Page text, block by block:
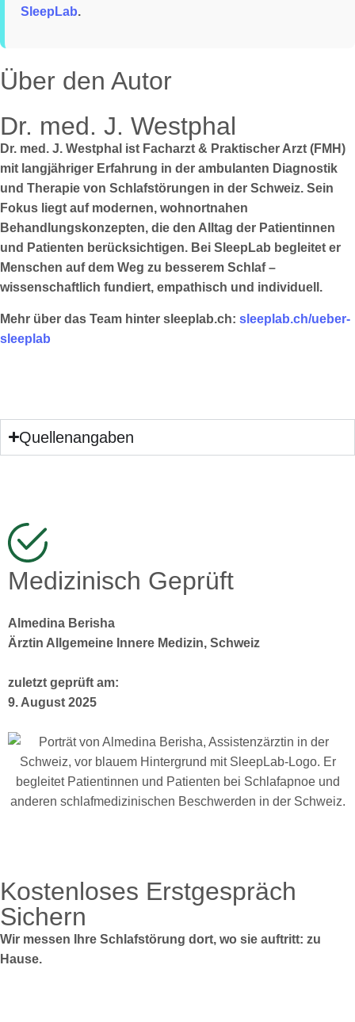
SleepLab.
Über den Autor
Dr. med. J. Westphal
Dr. med. J. Westphal ist Facharzt & Praktischer Arzt (FMH)
mit langjähriger Erfahrung in der ambulanten Diagnostik
und Therapie von Schlafstörungen in der Schweiz. Sein
Fokus liegt auf modernen, wohnortnahen
Behandlungskonzepten, die den Alltag der Patientinnen
und Patienten berücksichtigen. Bei SleepLab begleitet er
Menschen auf dem Weg zu besserem Schlaf –
wissenschaftlich fundiert, empathisch und individuell.
Mehr über das Team hinter sleeplab.ch: sleeplab.ch/ueber-
sleeplab
Quellenangaben
Medizinisch Geprüft
Almedina Berisha
Ärztin Allgemeine Innere Medizin, Schweiz
zuletzt geprüft am:
9. August 2025
Kostenloses Erstgespräch
Sichern
Wir messen Ihre Schlafstörung dort, wo sie auftritt: zu
Hause.